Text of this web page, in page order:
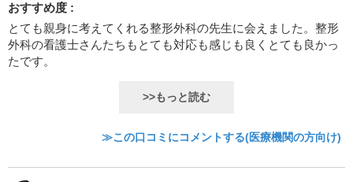
おすすめ度 :
とても親身に考えてくれる整形外科の先生に会えました。整形
外科の看護士さんたちもとても対応も感じも良くとても良かっ
たです。
>>もっと読む
≫この口コミにコメントする(医療機関の方向け)